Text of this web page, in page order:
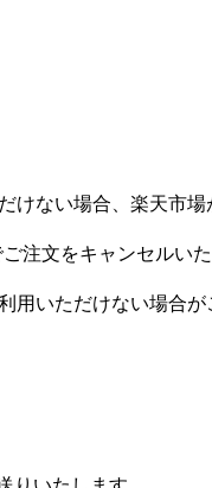
けない場合、楽天市
注文をキャンセルいた
用いただけない場合が